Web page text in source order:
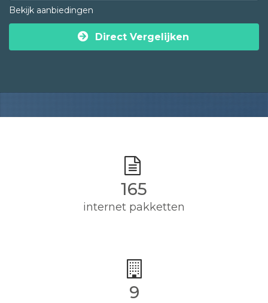
Bekijk aanbiedingen
Direct Vergelijken
165
internet pakketten
9